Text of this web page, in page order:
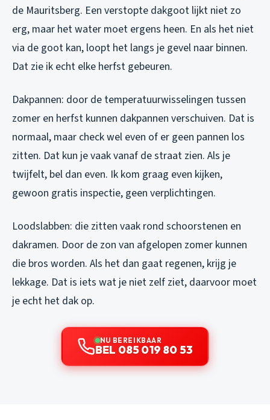
de Mauritsberg. Een verstopte dakgoot lijkt niet zo
erg, maar het water moet ergens heen. En als het niet
via de goot kan, loopt het langs je gevel naar binnen.
Dat zie ik echt elke herfst gebeuren.
Dakpannen: door de temperatuurwisselingen tussen
zomer en herfst kunnen dakpannen verschuiven. Dat is
normaal, maar check wel even of er geen pannen los
zitten. Dat kun je vaak vanaf de straat zien. Als je
twijfelt, bel dan even. Ik kom graag even kijken,
gewoon gratis inspectie, geen verplichtingen.
Loodslabben: die zitten vaak rond schoorstenen en
dakramen. Door de zon van afgelopen zomer kunnen
die bros worden. Als het dan gaat regenen, krijg je
lekkage. Dat is iets wat je niet zelf ziet, daarvoor moet
je echt het dak op.
NU BEREIKBAAR
BEL 085 019 80 53